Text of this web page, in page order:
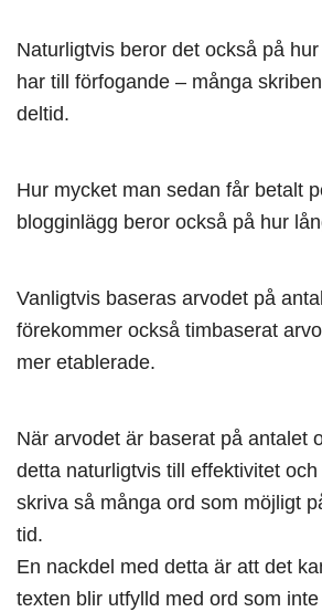
Naturligtvis beror det också på
har till förfogande – många
deltid.
Hur mycket man sedan får betalt
blogginlägg beror också på hur
Vanligtvis baseras arvodet på
förekommer också timbaserat
mer etablerade.
När arvodet är baserat på antalet
detta naturligtvis till effektivitet
skriva så många ord som möjligt
tid.
En nackdel med detta är att det
texten blir utfylld med ord som